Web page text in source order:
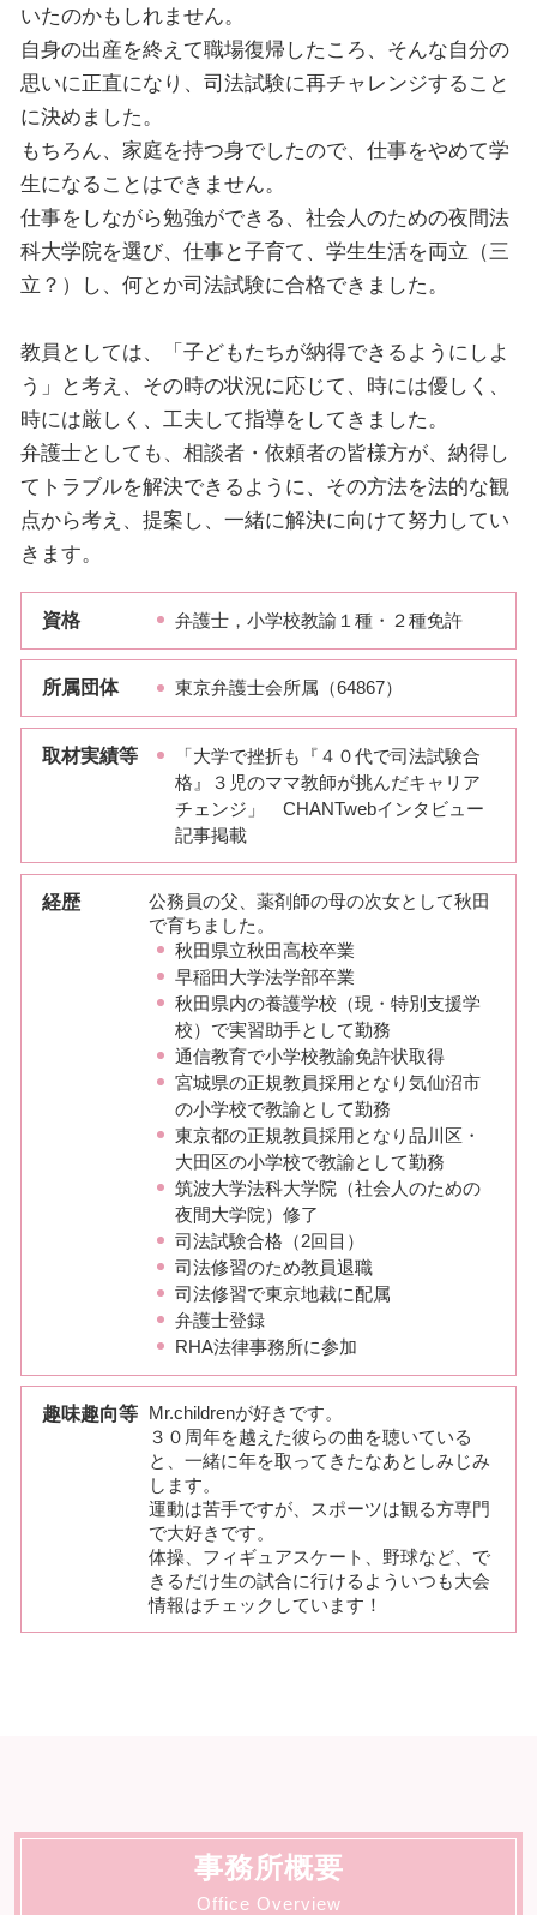
いたのかもしれません。
自身の出産を終えて職場復帰したころ、そんな自分の
思いに正直になり、司法試験に再チャレンジすること
に決めました。
もちろん、家庭を持つ身でしたので、仕事をやめて学
生になることはできません。
仕事をしながら勉強ができる、社会人のための夜間法
科大学院を選び、仕事と子育て、学生生活を両立（三
立？）し、何とか司法試験に合格できました。
教員としては、「子どもたちが納得できるようにしよ
う」と考え、その時の状況に応じて、時には優しく、
時には厳しく、工夫して指導をしてきました。
弁護士としても、相談者・依頼者の皆様方が、納得し
てトラブルを解決できるように、その方法を法的な観
点から考え、提案し、一緒に解決に向けて努力してい
きます。
資格 弁護士，小学校教諭１種・２種免許
所属団体 東京弁護士会所属（64867）
取材実績等
「大学で挫折も『４０代で司法試験合
格』３児のママ教師が挑んだキャリア
チェンジ」 CHANTwebインタビュー
記事掲載
経歴
公務員の父、薬剤師の母の次女として秋田
で育ちました。
秋田県立秋田高校卒業
早稲田大学法学部卒業
秋田県内の養護学校（現・特別支援学
校）で実習助手として勤務
通信教育で小学校教諭免許状取得
宮城県の正規教員採用となり気仙沼市
の小学校で教諭として勤務
東京都の正規教員採用となり品川区・
大田区の小学校で教諭として勤務
筑波大学法科大学院（社会人のための
夜間大学院）修了
司法試験合格（2回目）
司法修習のため教員退職
司法修習で東京地裁に配属
弁護士登録
RHA法律事務所に参加
趣味趣向等
Mr.childrenが好きです。
３０周年を越えた彼らの曲を聴いている
と、一緒に年を取ってきたなあとしみじみ
します。
運動は苦手ですが、スポーツは観る方専門
で大好きです。
体操、フィギュアスケート、野球など、で
きるだけ生の試合に行けるよういつも大会
情報はチェックしています！
事務所概要
Office Overview